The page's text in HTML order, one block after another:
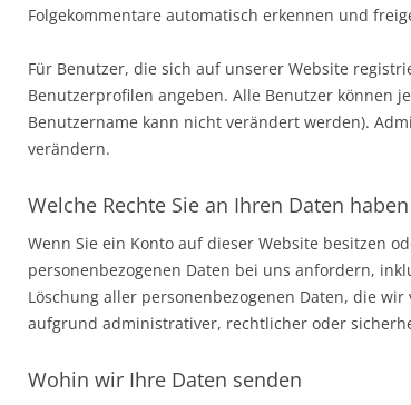
Folgekommentare automatisch erkennen und
Für Benutzer, die sich auf unserer Website
Benutzerprofilen angeben. Alle Benutzer können
Benutzername kann nicht verändert werden).
verändern.
Welche Rechte Sie an Ihren Daten haben
Wenn Sie ein Konto auf dieser Website besitzen
personenbezogenen Daten bei uns anfordern,
Löschung aller personenbezogenen Daten, die
aufgrund administrativer, rechtlicher oder
Wohin wir Ihre Daten senden